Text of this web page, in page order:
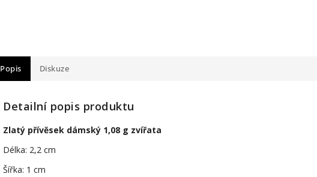
Popis Diskuze
Detailní popis produktu
Zlatý přívěsek dámský 1,08 g zvířata
Délka: 2,2 cm
Šířka: 1 cm